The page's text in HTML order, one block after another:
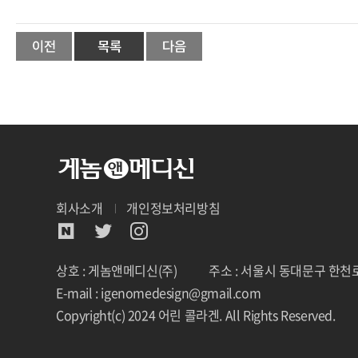
회사소개 개인정보처리방침
상호 : 게놈앤메디신(주)
주소 : 서울시 동대문구 한
E-mail : igenomedesign@gmail.com
Copyright(c) 2024 어린 콜라겐. All Rights Reserved.